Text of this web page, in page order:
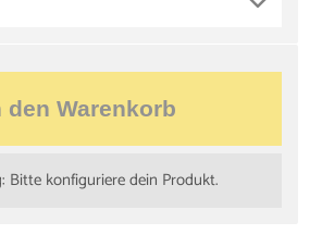
den Warenkorb
Bitte konfiguriere dein Produkt.